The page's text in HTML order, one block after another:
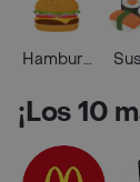
Hamburguesa
¡Los 10